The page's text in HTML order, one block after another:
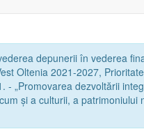
depunerii în vederea
Oltenia 2021-2027,
- „Promovarea dezvoltării
și a culturii, a patrimoniului